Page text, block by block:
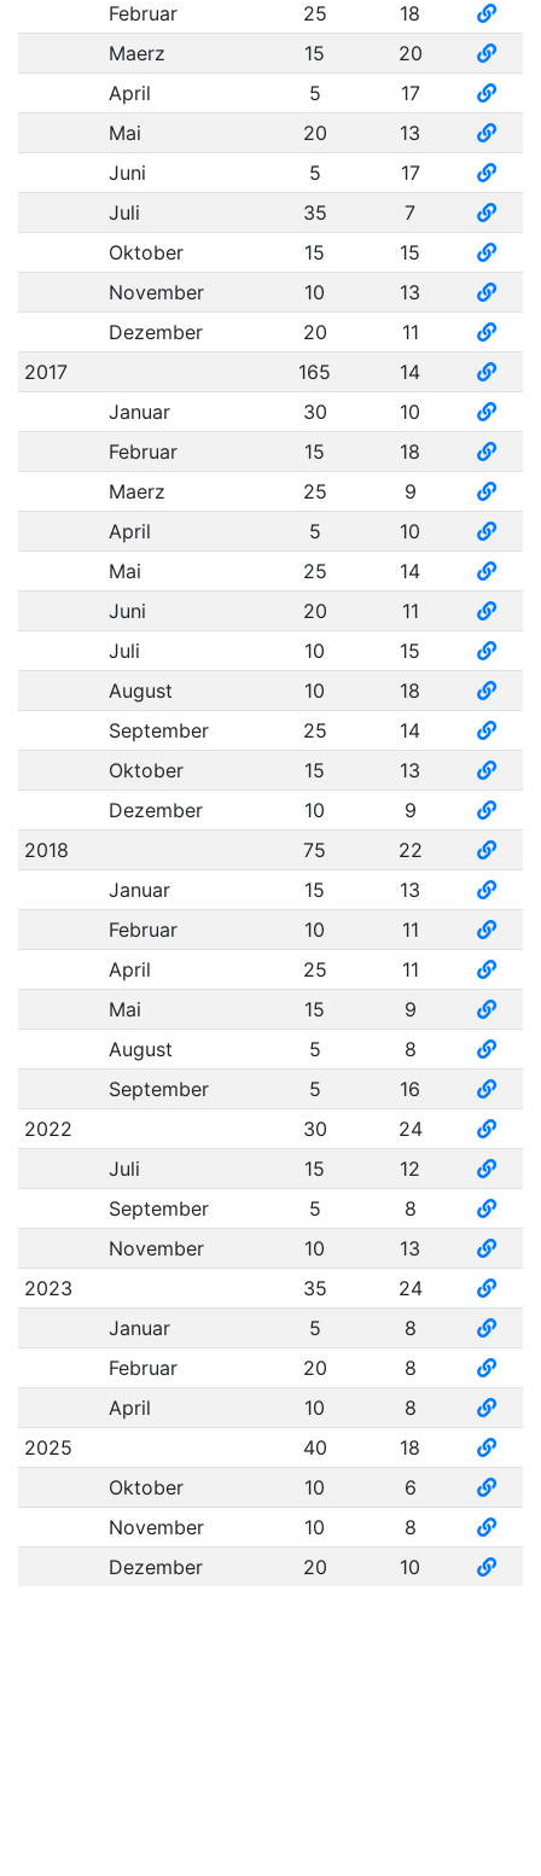
Februar
25
18
Maerz
15
20
April
5
17
Mai
20
13
Juni
5
17
Juli
35
7
Oktober
15
15
November
10
13
Dezember
20
11
2017
165
14
Januar
30
10
Februar
15
18
Maerz
25
9
April
5
10
Mai
25
14
Juni
20
11
Juli
10
15
August
10
18
September
25
14
Oktober
15
13
Dezember
10
9
2018
75
22
Januar
15
13
Februar
10
11
April
25
11
Mai
15
9
August
5
8
September
5
16
2022
30
24
Juli
15
12
September
5
8
November
10
13
2023
35
24
Januar
5
8
Februar
20
8
April
10
8
2025
40
18
Oktober
10
6
November
10
8
Dezember
20 10